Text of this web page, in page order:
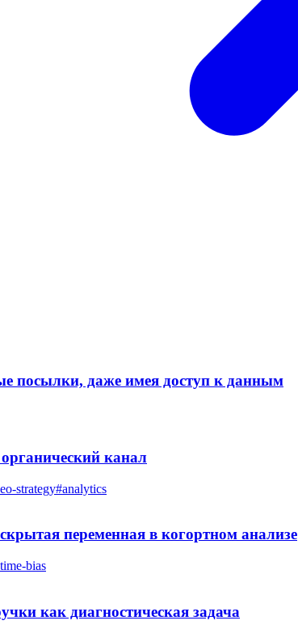
посылки, даже имея доступ к данным
канал
strategy#analytics
переменная в когортном анализе
time-bias
как диагностическая задача